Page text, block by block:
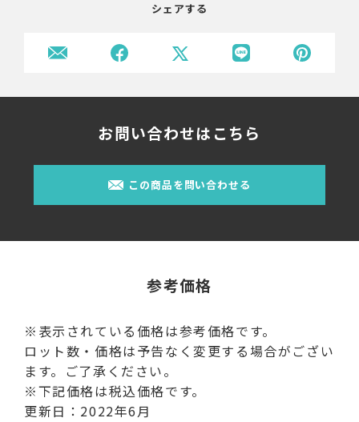
シェアする
お問い合わせはこちら
この商品を問い合わせる
参考価格
※表示されている価格は参考価格です。
ロット数・価格は予告なく変更する場合がござい
ます。ご了承ください。
※下記価格は税込価格です。
更新日：2022年6月